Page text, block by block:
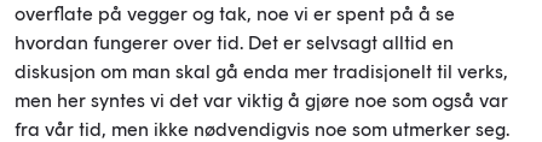
overflate på vegger og tak, noe vi er spent på å se
hvordan fungerer over tid. Det er selvsagt alltid en
diskusjon om man skal gå enda mer tradisjonelt til verks,
men her syntes vi det var viktig å gjøre noe som også var
fra vår tid, men ikke nødvendigvis noe som utmerker seg.